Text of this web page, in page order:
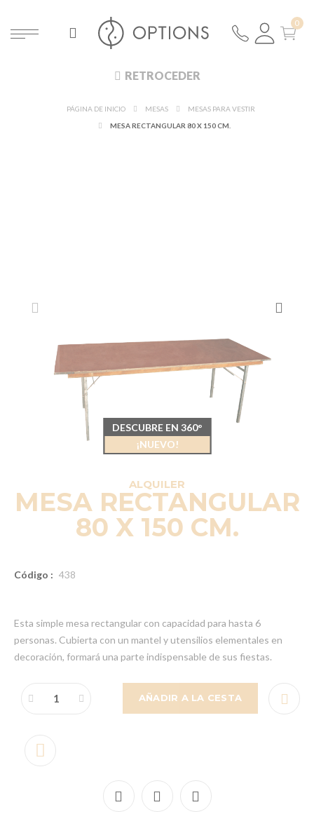
RETROCEDER
PÁGINA DE INICIO MESAS
MESAS PARA VESTIR
MESA RECTANGULAR 80 X 150 CM.
ALQUILER
MESA RECTANGULAR
80 X 150 CM.
Código : 438
Esta simple mesa rectangular con capacidad para hasta 6
personas. Cubierta con un mantel y utensilios elementales en
decoración, formará una parte indispensable de sus fiestas.
AÑADIR A LA CESTA
DESCUBRE EN 360°
¡NUEVO!